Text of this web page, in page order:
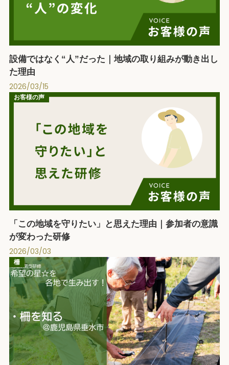
設備ではなく“人”だった｜地域の取り組みが動き出し
た理由
2026/03/15
お客様の声
「この地域を守りたい」と思えた理由｜参加者の意識
が変わった研修
2026/03/03
柵